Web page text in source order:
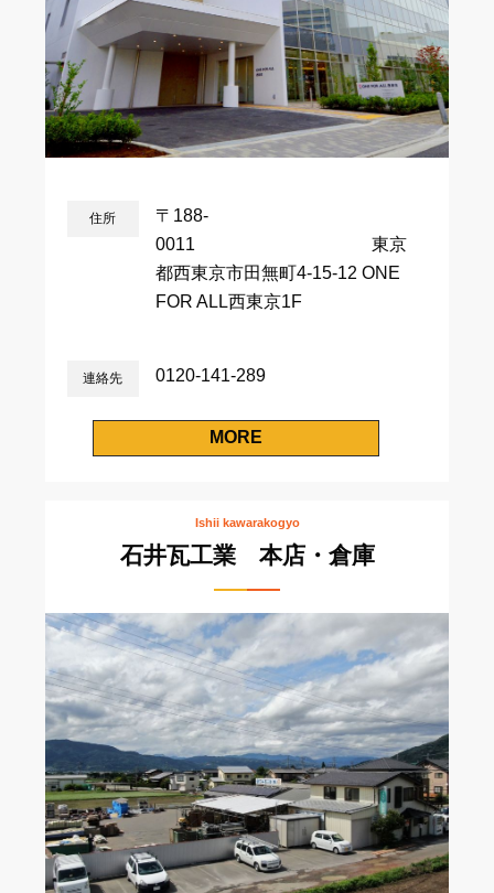
住所
〒188-
0011 東京
都西東京市田無町4-15-12 ONE
FOR ALL西東京1F
連絡先 0120-141-289
MORE
Ishii kawarakogyo
石井瓦工業 本店・倉庫